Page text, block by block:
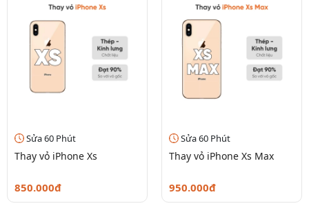
Sửa 60 Phút
Thay vỏ iPhone Xs
850.000đ
Sửa 60 Phút
Thay vỏ iPhone Xs Max
950.000đ